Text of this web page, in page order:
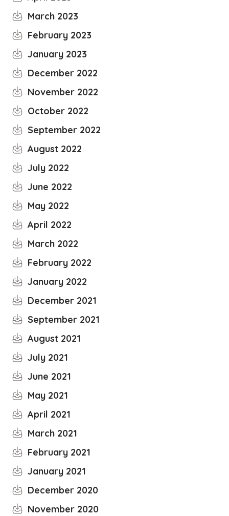
March 2023
February 2023
January 2023
December 2022
November 2022
October 2022
September 2022
August 2022
July 2022
June 2022
May 2022
April 2022
March 2022
February 2022
January 2022
December 2021
September 2021
August 2021
July 2021
June 2021
May 2021
April 2021
March 2021
February 2021
January 2021
December 2020
November 2020